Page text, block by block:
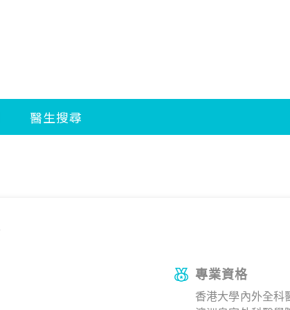
專業資格
香港大學內外全科